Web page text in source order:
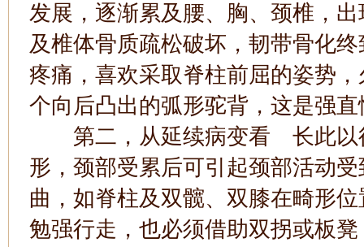
发展，逐渐累及腰、胸、颈椎，
及椎体骨质疏松破坏，韧带骨化
疼痛，喜欢采取脊柱前屈的姿势
个向后凸出的弧形驼背，这是强
第二，从延续病变看 长此以
形，颈部受累后可引起颈部活动
曲，如脊柱及双髋、双膝在畸形
勉强行走，也必须借助双拐或板